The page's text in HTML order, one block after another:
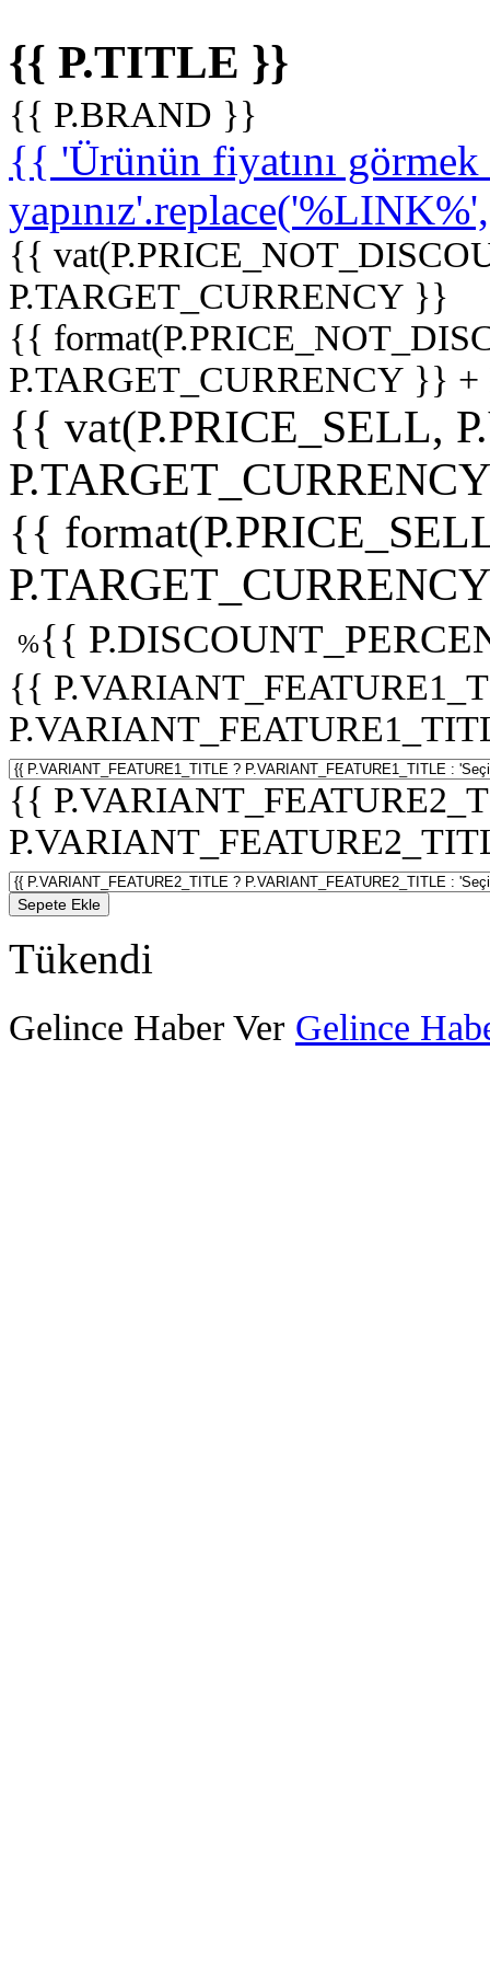
{{ P.TITLE }}
{{ P.BRAND }}
{{ 'Ürünün fiyatını
{{
P.TARGET_CURRENCY }}
{{
P.TARGET_CURRENCY }}
{{ vat(P.PRICE_SELL,
{{
%{{
{{
{{
Sepete Ekle
Tükendi
Gelince Haber Ver Gelince